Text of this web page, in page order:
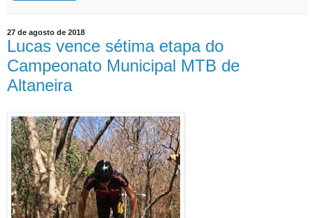
27 de agosto de 2018
Lucas vence sétima etapa do
Campeonato Municipal MTB de
Altaneira